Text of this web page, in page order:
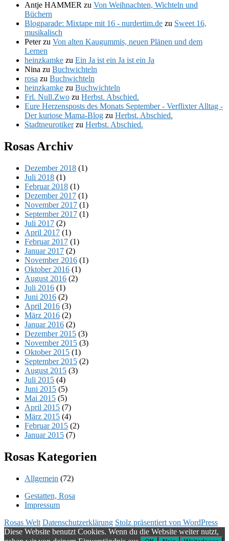
Antje HAMMER zu Von Weihnachten, Wichteln und
Büchern
Blogparade: Mixtape mit 16 - nurdertim.de zu Sweet 16,
musikalisch
Peterzu Von alten Kaugummis, neuen Plänen und dem
Lernen
heinzkamke zu Ein Ja ist ein Ja ist ein Ja
Nina zu Buchwichteln
rosa zu Buchwichteln
heinzkamke zu Buchwichteln
Frl. Null.Zwo zu Herbst. Abschied.
Eure Herzensposts des Monats September - Verflixter Alltag -
Der kuriose Mama-Blog zu Herbst. Abschied.
Stadtneurotikerzu Herbst. Abschied.
Rosas Archiv
Dezember 2018 (1)
Juli 2018 (1)
Februar 2018 (1)
Dezember 2017 (1)
November 2017 (1)
September 2017 (1)
Juli 2017 (2)
April 2017 (1)
Februar 2017 (1)
Januar 2017 (2)
November 2016 (1)
Oktober 2016 (1)
August 2016 (2)
Juli 2016 (1)
Juni 2016 (2)
April 2016 (3)
März 2016 (2)
Januar 2016 (2)
Dezember 2015 (3)
November 2015 (3)
Oktober 2015 (1)
September 2015 (2)
August 2015 (3)
Juli 2015 (4)
Juni 2015 (5)
Mai 2015 (5)
April 2015 (7)
März 2015 (4)
Februar 2015 (2)
Januar 2015 (7)
Rosas Kategorien
Allgemein (72)
Gestatten, Rosa
Impressum
Rosas Welt Datenschutzerklärung Stolz präsentiert von WordPress
Diese Website benutzt Cookies. Wenn du die Website weiter nutzt,